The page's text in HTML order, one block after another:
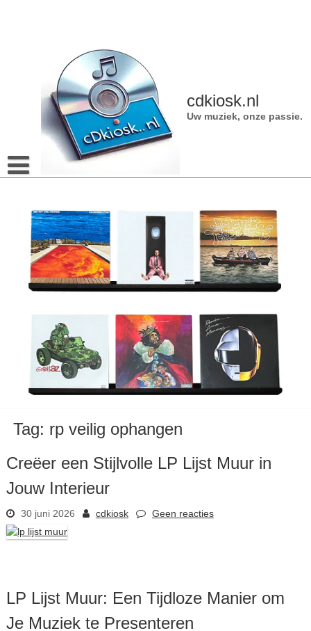
cdkiosk.nl
Uw muziek, onze passie.
Tag: rp veilig ophangen
Creëer een Stijlvolle LP Lijst Muur in
Jouw Interieur
30 juni 2026 cdkiosk Geen reacties
LP Lijst Muur: Een Tijdloze Manier om
Je Muziek te Presenteren